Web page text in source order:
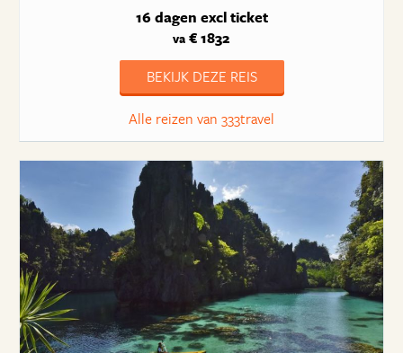
16 dagen excl ticket
va € 1832
BEKIJK DEZE REIS
Alle reizen van 333travel